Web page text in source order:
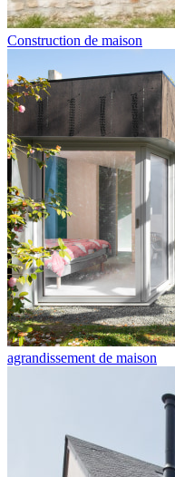
Construction de maison
agrandissement de maison